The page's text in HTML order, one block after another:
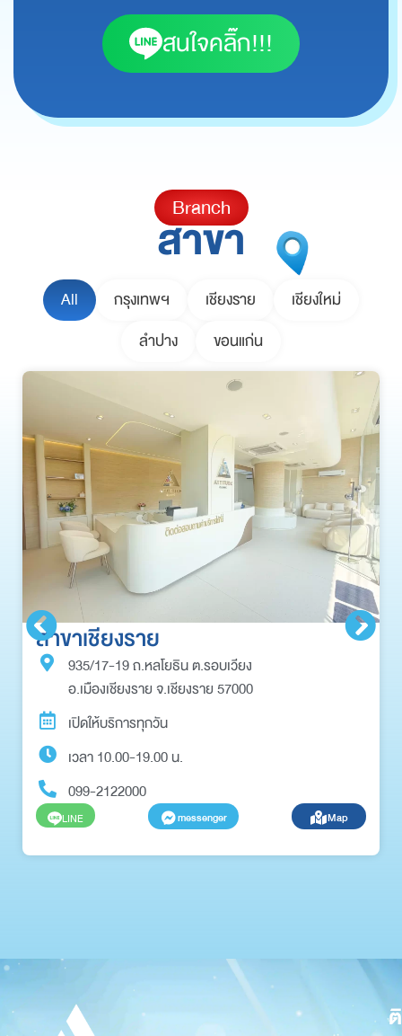
สนใจคลิ๊ก!!!
Branch
สาขา
All กรุงเทพฯ เชียงราย
เชียงใหม่
ลำปาง
ขอนแก่น
สาขาเชียงราย
935/17-19 ถ.หลโยธิน ต.รอบเวียง
อ.เมืองเชียงราย จ.เชียงราย 57000
เปิดให้บริการทุกวัน
เวลา 10.00-19.00 น.
099-2122000
LINE messenger Map